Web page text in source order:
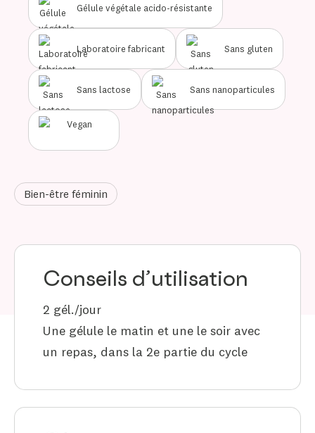
Gélule végétale acido-résistante
Laboratoire fabricant Sans gluten
Sans lactose Sans nanoparticules
Bien-être féminin
Conseils d’utilisation
2 gél./jour
Une gélule le matin et une le soir avec
un repas, dans la 2e partie du cycle